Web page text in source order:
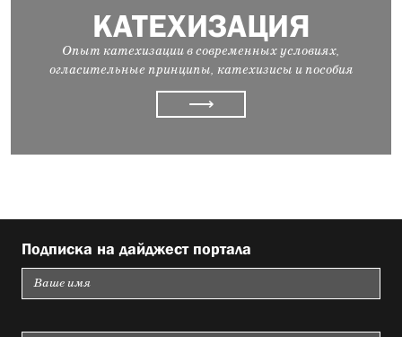
КАТЕХИЗАЦИЯ
Опыт катехизации в современных условиях,
огласительные принципы, катехизисы и пособия
⟶
Подписка на дайджест портала